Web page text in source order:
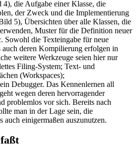
4), die Aufgabe einer Klasse, die
der Zweck und die Implementierung
5), Übersichten über alle Klassen, die
Muster für die Definition neuer
Sowohl die Texteingabe für neue
auch deren Kompilierung erfolgen in
weitere Werkzeuge seien hier nur
Filing-System; Text- und
(Workspaces);
Debugger. Das Kennenlernen all
wegen deren hervorragender
problemlos vor sich. Bereits nach
man in der Lage sein, die
auch einigermaßen auszunutzen.